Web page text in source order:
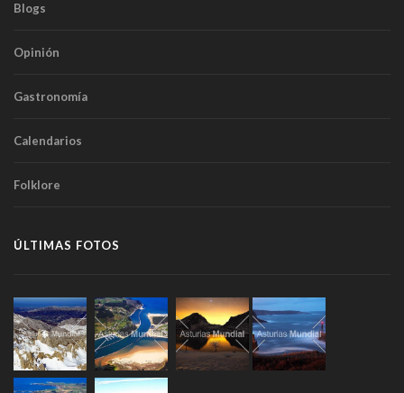
Blogs
Opinión
Gastronomía
Calendarios
Folklore
ÚLTIMAS FOTOS